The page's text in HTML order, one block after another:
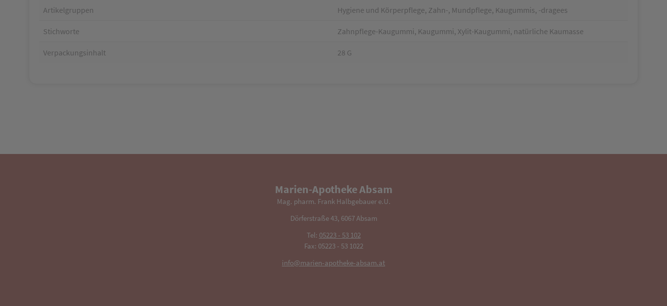
Artikelgruppen Hygiene und Körperpflege, Zahn-, Mundpflege, Kaugummis, -dragees
Stichworte Zahnpflege-Kaugummi, Kaugummi, Xylit-Kaugummi, natürliche Kaumasse
Verpackungsinhalt 28 G
Marien-Apotheke Absam
Mag. pharm. Frank Halbgebauer e.U.
Dörferstraße 43, 6067 Absam
Tel: 05223 - 53 102
Fax: 05223 - 53 1022
info@marien-apotheke-absam.at